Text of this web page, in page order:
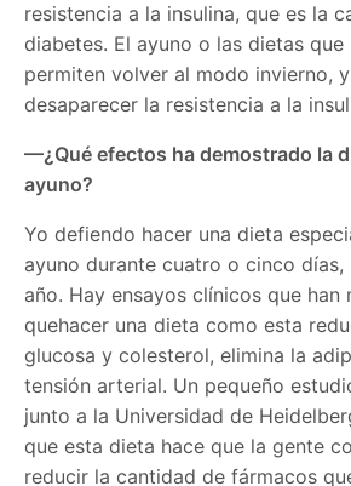
resistencia a la insulina, que es la
diabetes. El ayuno o las dietas
permiten volver al modo invierno,
desaparecer la resistencia a la
—¿Qué efectos ha demostrado la
ayuno?
Yo defiendo hacer una dieta
ayuno durante cuatro o cinco días,
año. Hay ensayos clínicos que han
quehacer una dieta como esta
glucosa y colesterol, elimina la
tensión arterial. Un pequeño
junto a la Universidad de
que esta dieta hace que la gente
reducir la cantidad de fármacos